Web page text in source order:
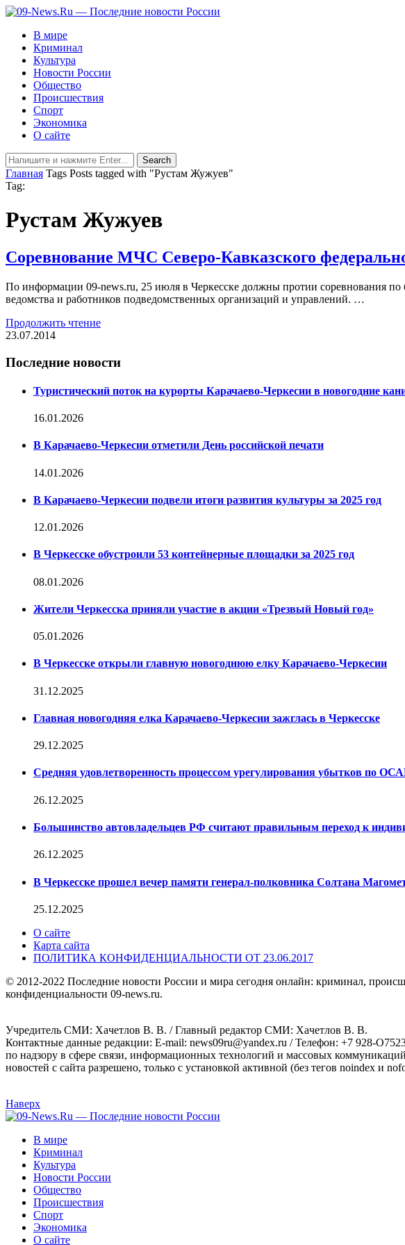
В мире
Криминал
Культура
Новости России
Общество
Происшествия
Спорт
Экономика
О сайте
Главная Tags Posts tagged with "Рустам Жужуев"
Tag:
Рустам Жужуев
Соревнование МЧС Северо-Кавказского
По информации 09-news.ru, 25 июля в Черкесске должны протии соревнования
ведомства и работников подведомственных организаций и управлений. …
Продолжить чтение
23.07.2014
Последние новости
Туристический поток на курорты Карачаево-Черкесии в новогодние
16.01.2026
В Карачаево-Черкесии отметили День российской печати
14.01.2026
В Карачаево-Черкесии подвели итоги развития культуры за 2025 год
12.01.2026
В Черкесске обустроили 53 контейнерные площадки за 2025 год
08.01.2026
Жители Черкесска приняли участие в акции «Трезвый Новый год»
05.01.2026
В Черкесске открыли главную новогоднюю елку Карачаево-Черкесии
31.12.2025
Главная новогодняя елка Карачаево-Черкесии зажглась в Черкесске
29.12.2025
Средняя удовлетворенность процессом урегулирования убытков по
26.12.2025
Большинство автовладельцев РФ считают правильным переход к
26.12.2025
В Черкесске прошел вечер памяти генерал-полковника Солтана
25.12.2025
О сайте
Карта сайта
ПОЛИТИКА КОНФИДЕНЦИАЛЬНОСТИ ОТ 23.06.2017
© 2012-2022 Последние новости России и мира сегодня онлайн: криминал,
конфиденциальности 09-news.ru.
Учредитель СМИ: Хaчeтлoв B. B. / Главный редактор СМИ: Хaчeтлoв B. B.
Контактные данные редакции: E-mail: news09ru@yandex.ru / Телефон: +7 928-
по надзору в сфере связи, информационных технологий и массовых
новостей с сайта разрешено, только с установкой активной (без тегов noindex и
Наверх
В мире
Криминал
Культура
Новости России
Общество
Происшествия
Спорт
Экономика
О сайте